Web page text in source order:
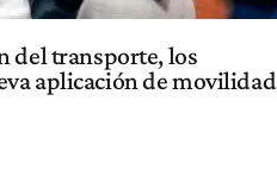
del transporte, los
aplicación de movilidad